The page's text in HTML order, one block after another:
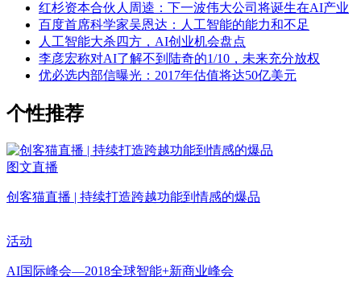
红杉资本合伙人周逵：下一波伟大公司将诞生在AI产业
百度首席科学家吴恩达：人工智能的能力和不足
人工智能大杀四方，AI创业机会盘点
李彦宏称对AI了解不到陆奇的1/10，未来充分放权
优必选内部信曝光：2017年估值将达50亿美元
个性推荐
图文直播
创客猫直播 | 持续打造跨越功能到情感的爆品
活动
AI国际峰会—2018全球智能+新商业峰会